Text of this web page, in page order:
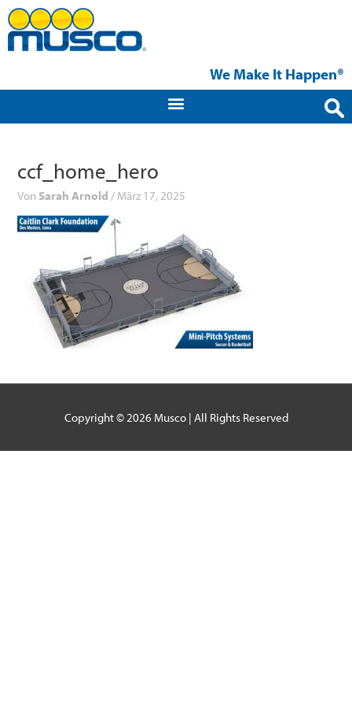
Zum
Inhalt
springen
We Make It Happen®
ccf_home_hero
Von Sarah Arnold/ März 17, 2025
Copyright © 2026 Musco| All Rights Reserved